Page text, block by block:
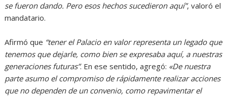
se fueron dando. Pero esos hechos sucedieron aquí”, valoró el
mandatario.
Afirmó que “tener el Palacio en valor representa un legado que
tenemos que dejarle, como bien se expresaba aquí, a nuestras
generaciones futuras”. En ese sentido, agregó: «De nuestra
parte asumo el compromiso de rápidamente realizar acciones
que no dependen de un convenio, como repavimentar el